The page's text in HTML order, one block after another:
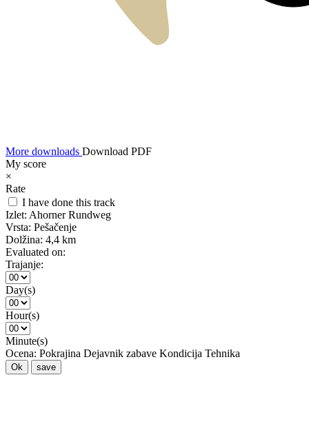
More downloads Download PDF
My score
×
Rate
I have done this track
Izlet: Ahorner Rundweg
Vrsta: Pešačenje
Dolžina: 4,4 km
Evaluated on:
Trajanje:
Day(s)
Hour(s)
Minute(s)
Ocena: Pokrajina Dejavnik zabave Kondicija Tehnika
Ok save